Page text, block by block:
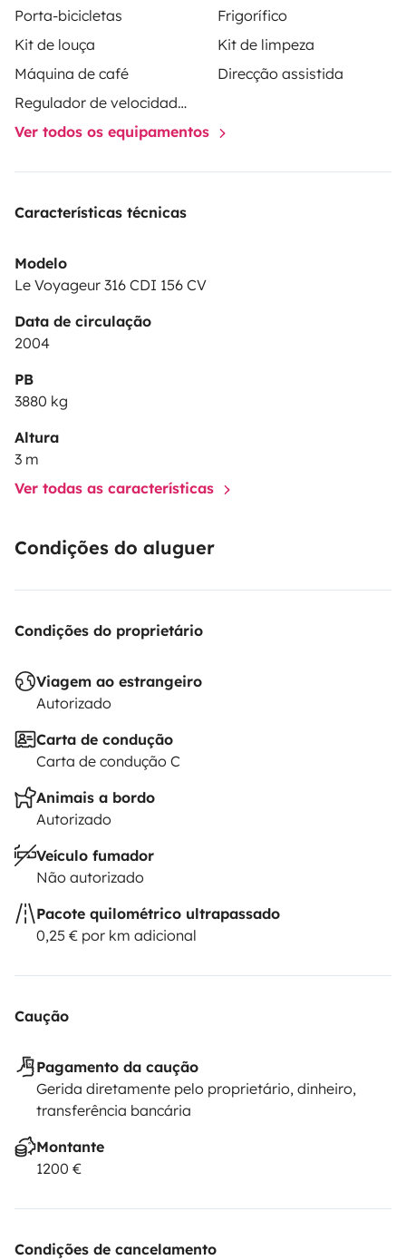
Porta-bicicletas
Frigorífico
Kit de louça
Kit de limpeza
Máquina de café
Direcção assistida
Regulador de velocidade / Cruise Control
Ver todos os equipamentos
Características técnicas
Modelo
Le Voyageur 316 CDI 156 CV
Data de circulação
2004
PB
3880 kg
Altura
3 m
Ver todas as características
Condições do aluguer
Condições do proprietário
Viagem ao estrangeiro
Autorizado
Carta de condução
Carta de condução C
Animais a bordo
Autorizado
Veículo fumador
Não autorizado
Pacote quilométrico ultrapassado
0,25 € por km adicional
Caução
Pagamento da caução
Gerida diretamente pelo proprietário, dinheiro,
transferência bancária
Montante
1200 €
Condições de cancelamento